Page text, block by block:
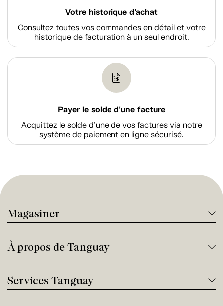
Votre historique d'achat
Consultez toutes vos commandes en détail et votre
historique de facturation à un seul endroit.
Payer le solde d'une facture
Acquittez le solde d’une de vos factures via notre
système de paiement en ligne sécurisé.
Magasiner
À propos de Tanguay
Services Tanguay